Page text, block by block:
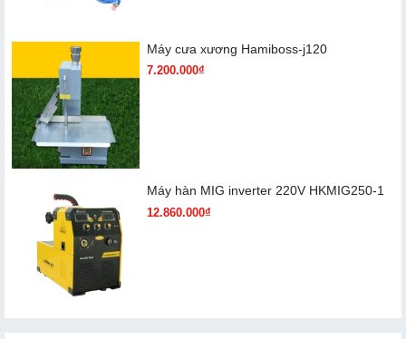
Máy cưa xương Hamiboss-j120
7.200.000₫
Máy hàn MIG inverter 220V HKMIG250-1
12.860.000₫